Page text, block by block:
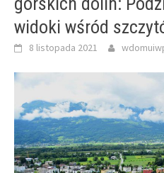
widoki wśród
8 listopada 2021